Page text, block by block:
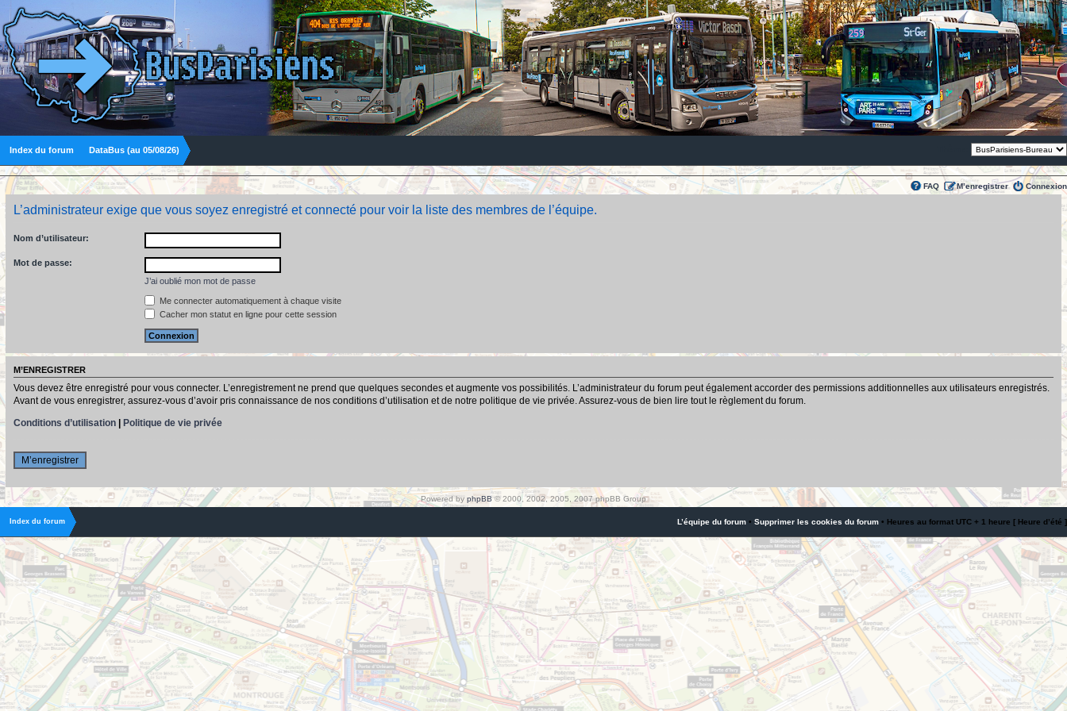
Index du forum DataBus (au 05/08/26)
FAQ M’enregistrer Connexion
L’administrateur exige que vous soyez enregistré et connecté pour voir la liste des membres de l’équipe.
Nom d’utilisateur:
Mot de passe:
J’ai oublié mon mot de passe
Me connecter automatiquement à chaque visite
Cacher mon statut en ligne pour cette session
M’ENREGISTRER
Vous devez être enregistré pour vous connecter. L’enregistrement ne prend que quelques secondes et augmente vos possibilités. L’administrateur du forum peut également accorder des permissions additionnelles aux utilisateurs enregistrés.
Avant de vous enregistrer, assurez-vous d’avoir pris connaissance de nos conditions d’utilisation et de notre politique de vie privée. Assurez-vous de bien lire tout le règlement du forum.
Conditions d’utilisation
Politique de vie privée
M’enregistrer
Powered by phpBB© 2000, 2002, 2005, 2007 phpBB Group
Index du forum L’équipe du forum • Supprimer les cookies du forum • Heures au format UTC + 1 heure [ Heure d’été ]